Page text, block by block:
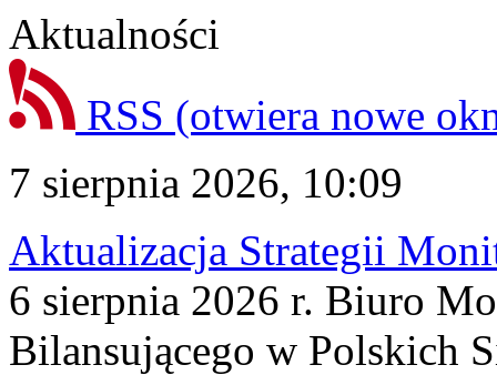
Aktualności
RSS (otwiera nowe
7 sierpnia 2026, 10:09
Aktualizacja Strategii
6 sierpnia 2026 r. Biuro
Bilansującego w Polskich